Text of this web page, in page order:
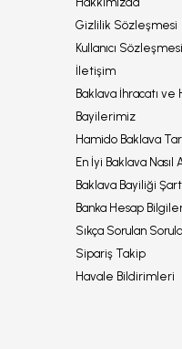
Gizlilik Sözleşmesi
Kullanıcı Sözleşmesi
İletişim
Baklava İhracatı ve
Bayilerimiz
Hamido Baklava
En İyi Baklava Nasıl
Baklava Bayiliği
Banka Hesap
Sıkça Sorulan
Sipariş Takip
Havale Bildirimleri